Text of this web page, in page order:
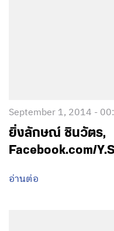
September 1, 2014 -
ยิ่งลักษณ์ ชินวัตร,
Facebook.com/
อ่านต่อ